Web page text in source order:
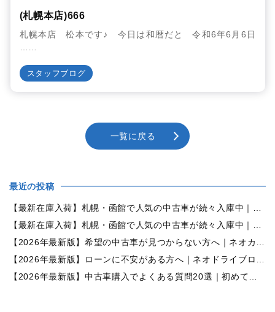
(札幌本店)666
札幌本店 松本です♪ 今日は和暦だと 令和6年6月6日
スタッフブログ
一覧に戻る
最近の投稿